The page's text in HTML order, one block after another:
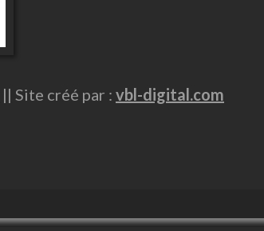
|| Site créé par : vbl-digital.com